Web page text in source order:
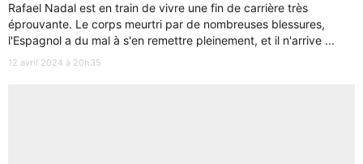
Rafael Nadal est en train de vivre une fin de carrière très
éprouvante. Le corps meurtri par de nombreuses blessures,
l'Espagnol a du mal à s'en remettre pleinement, et il n'arrive ...
12 avril 2024 à 20h35